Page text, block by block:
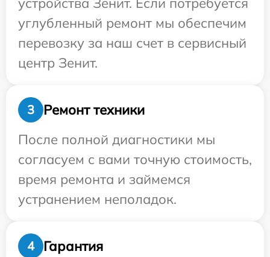
углубленный ремонт мы обеспечим
перевозку за наш счет в сервисный
центр Зенит.
3
Ремонт техники
После полной диагностики мы
согласуем с вами точную стоимость,
время ремонта и займемся
устранением неполадок.
4
Гарантия